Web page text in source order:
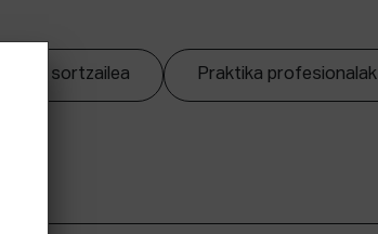
sortzailea Praktika profesionalak